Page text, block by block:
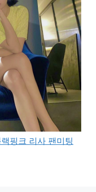
핑크 리사 팬미팅